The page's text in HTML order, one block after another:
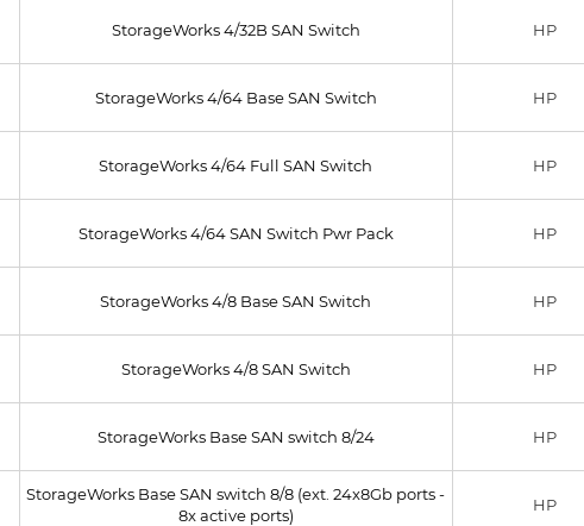
StorageWorks 4/32B SAN Switch HP
StorageWorks 4/64 Base SAN Switch HP
StorageWorks 4/64 Full SAN Switch HP
StorageWorks 4/64 SAN Switch Pwr Pack HP
StorageWorks 4/8 Base SAN Switch HP
StorageWorks 4/8 SAN Switch HP
StorageWorks Base SAN switch 8/24 HP
StorageWorks Base SAN switch 8/8 (ext. 24x8Gb ports -
8x active ports)
HP